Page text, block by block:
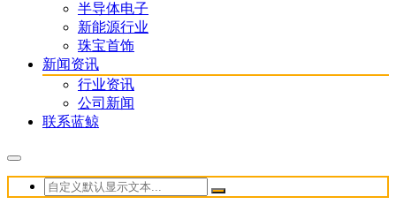
半导体电子
新能源行业
珠宝首饰
新闻资讯
行业资讯
公司新闻
联系蓝鲸